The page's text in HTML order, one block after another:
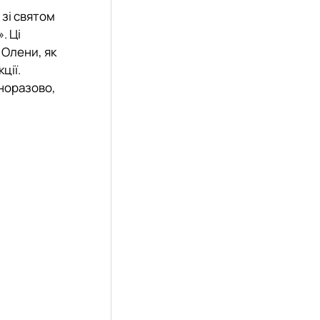
святом
Ці
Олени, як